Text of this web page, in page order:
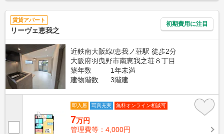
賃貸アパート
リーヴェ恵我之
初期費用に注目
近鉄南大阪線/恵我ノ荘駅 徒歩2分
大阪府羽曳野市南恵我之荘８丁目
築年数
1年未満
建物階数
3階建
即入居 写真充実 無料オンライン相談可
7万円
管理費等：4,000円